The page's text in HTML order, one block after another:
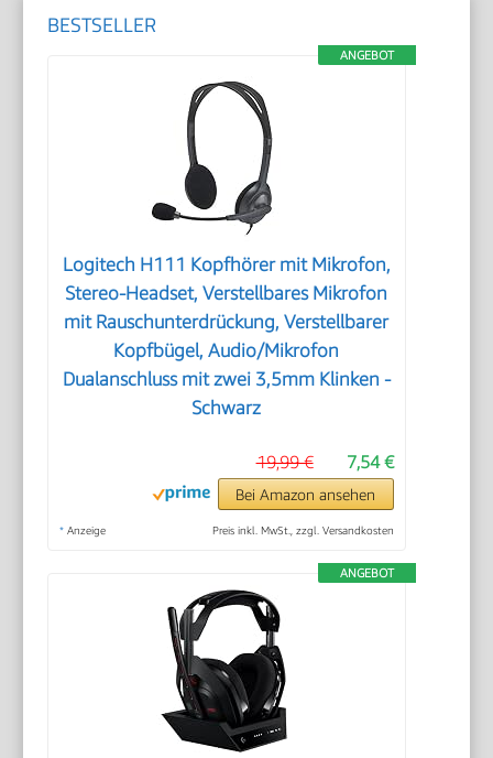
BESTSELLER
ANGEBOT
Logitech H111 Kopfhörer mit Mikrofon,
Stereo-Headset, Verstellbares Mikrofon
mit Rauschunterdrückung, Verstellbarer
Kopfbügel, Audio/Mikrofon
Dualanschluss mit zwei 3,5mm Klinken -
Schwarz
7,54 €
19,99 €
Bei Amazon ansehen
* Anzeige Preis inkl. MwSt., zzgl. Versandkosten
ANGEBOT